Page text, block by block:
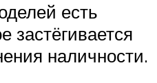
есть
застёгивается
наличности.